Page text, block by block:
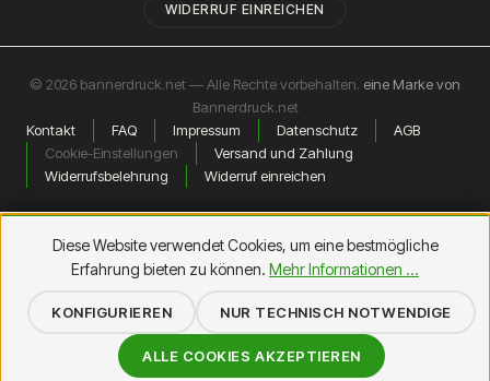
WIDERRUF EINREICHEN
© 2026 bannerdruck.net — Alle Rechte vorbehalten. eine Marke von
Bannerdruck.net
Kontakt
FAQ Impressum Datenschutz
AGB
Cookie-Einstellungen
Versand und Zahlung
Widerrufsbelehrung
Widerruf einreichen
Diese Website verwendet Cookies, um eine bestmögliche
Erfahrung bieten zu können. Mehr Informationen ...
NUR TECHNISCH NOTWENDIGE
KONFIGURIEREN
ALLE COOKIES AKZEPTIEREN